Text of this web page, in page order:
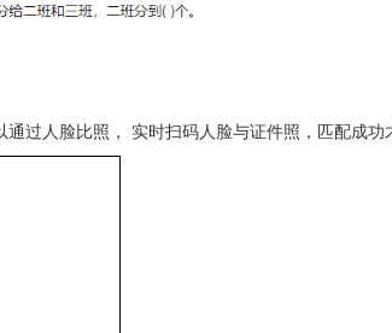
过人脸比照， 实时扫码人脸与证件照，匹配成功